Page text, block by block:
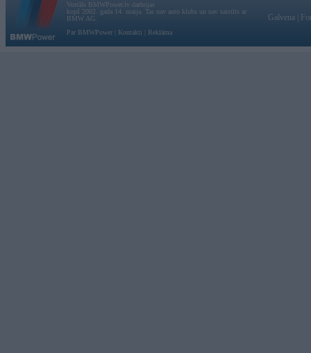
Vortāls BMWPower.lv darbojas
kopš 2002. gada 14. maija. Tas nav auto klubs un nav saistīts ar
BMW AG.
Par BMWPower
Kontakti Reklāma
Galvena